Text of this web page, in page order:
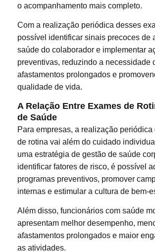
o acompanhamento mais completo.
Com a realização periódica desses
possível identificar sinais precoces de
saúde do colaborador e implementar
preventivas, reduzindo a necessidade
afastamentos prolongados e
qualidade de vida.
A Relação Entre Exames de
de Saúde
Para empresas, a realização periódica
de rotina vai além do cuidado
uma estratégia de gestão de saúde
identificar fatores de risco, é possível
programas preventivos, promover
internas e estimular a cultura de bem-
Além disso, funcionários com saúde
apresentam melhor desempenho,
afastamentos prolongados e maior
as atividades.